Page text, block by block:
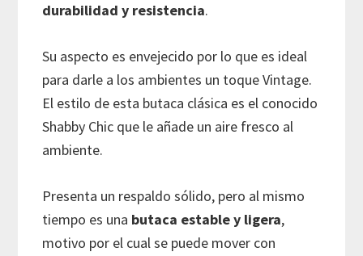
durabilidad y resistencia.
Su aspecto es envejecido por lo que es ideal
para darle a los ambientes un toque Vintage.
El estilo de esta butaca clásica es el conocido
Shabby Chic que le añade un aire fresco al
ambiente.
Presenta un respaldo sólido, pero al mismo
tiempo es una butaca estable y ligera,
motivo por el cual se puede mover con